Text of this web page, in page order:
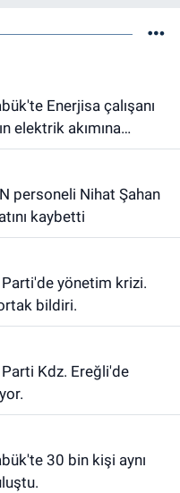
elektrik akımına
kaybetti.
kaybetti
bildiri.